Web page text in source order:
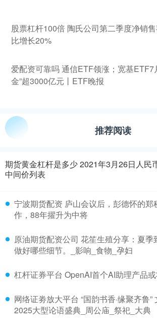
股票杠杆100倍 陶氏公司第二季度净销
比增长20%
爱配资可靠吗 通信ETF领涨；宽基ETF7
金”超3000亿元丨ETF晚报
推荐阅读
期货黄金杠杆是多少 2021年3月26日人民
中间价列表
宁波期货配资 庐山会议后，彭德怀的郑
作，88年擢升为中将
原油期货配资公司 花笙生殖分享：夏
做好哪些细节。_影响_食物_孕妇
杠杆证券平台 OpenAI首个AI助理产品
网络证劵放大平台 “国韵书香·缘聚齐鲁
2025大型论语盛典_周公庙_祭祀_大典